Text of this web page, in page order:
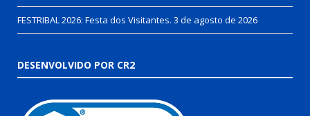
FESTRIBAL 2026: Festa dos Visitantes. 3 de agosto de 2026
DESENVOLVIDO POR CR2